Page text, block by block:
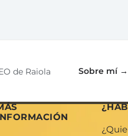
de Raiola
Sobre mí →